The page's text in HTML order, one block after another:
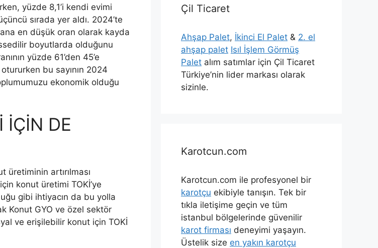
yüzde 8,1’i kendi evimi
sırada yer aldı. 2024’te
en düşük oran olarak kayda
boyutlarda olduğunu
yüzde 61’den 45’e
bu sayının 2024
ekonomik olduğu
İÇİN DE
artırılması
konut üretimi TOKİ’ye
gibi ihtiyacın da bu yolla
Konut GYO ve özel sektör
ve erişilebilir konut için TOKİ
Çil Ticaret
Ahşap Palet, İkinci El Palet & 2. el
ahşap palet Isıl İşlem Görmüş
Palet alım satımlar için Çil Ticaret
Türkiye’nin lider markası olarak
sizinle.
Karotcun.com
Karotcun.com ile profesyonel bir
karotçu ekibiyle tanışın. Tek bir
tıkla iletişime geçin ve tüm
istanbul bölgelerinde güvenilir
karot firması deneyimi yaşayın.
Üstelik size en yakın karotçu